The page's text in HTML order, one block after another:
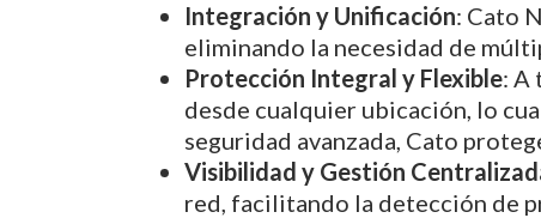
Integración y Unificación: Cato
eliminando la necesidad de
Protección Integral y Flexible: A
desde cualquier ubicación, lo
seguridad avanzada, Cato
Visibilidad y Gestión
red, facilitando la detección de